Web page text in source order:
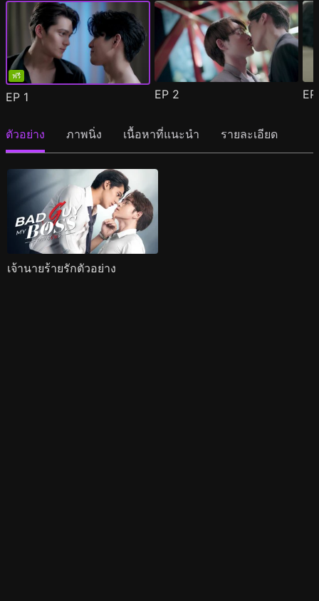
ฟรี
EP 1 EP 2
ตัวอย่าง ภาพนิ่ง เนื้อหาที่แนะนำ รายละเอียด
เจ้านายร้ายรักตัวอย่าง